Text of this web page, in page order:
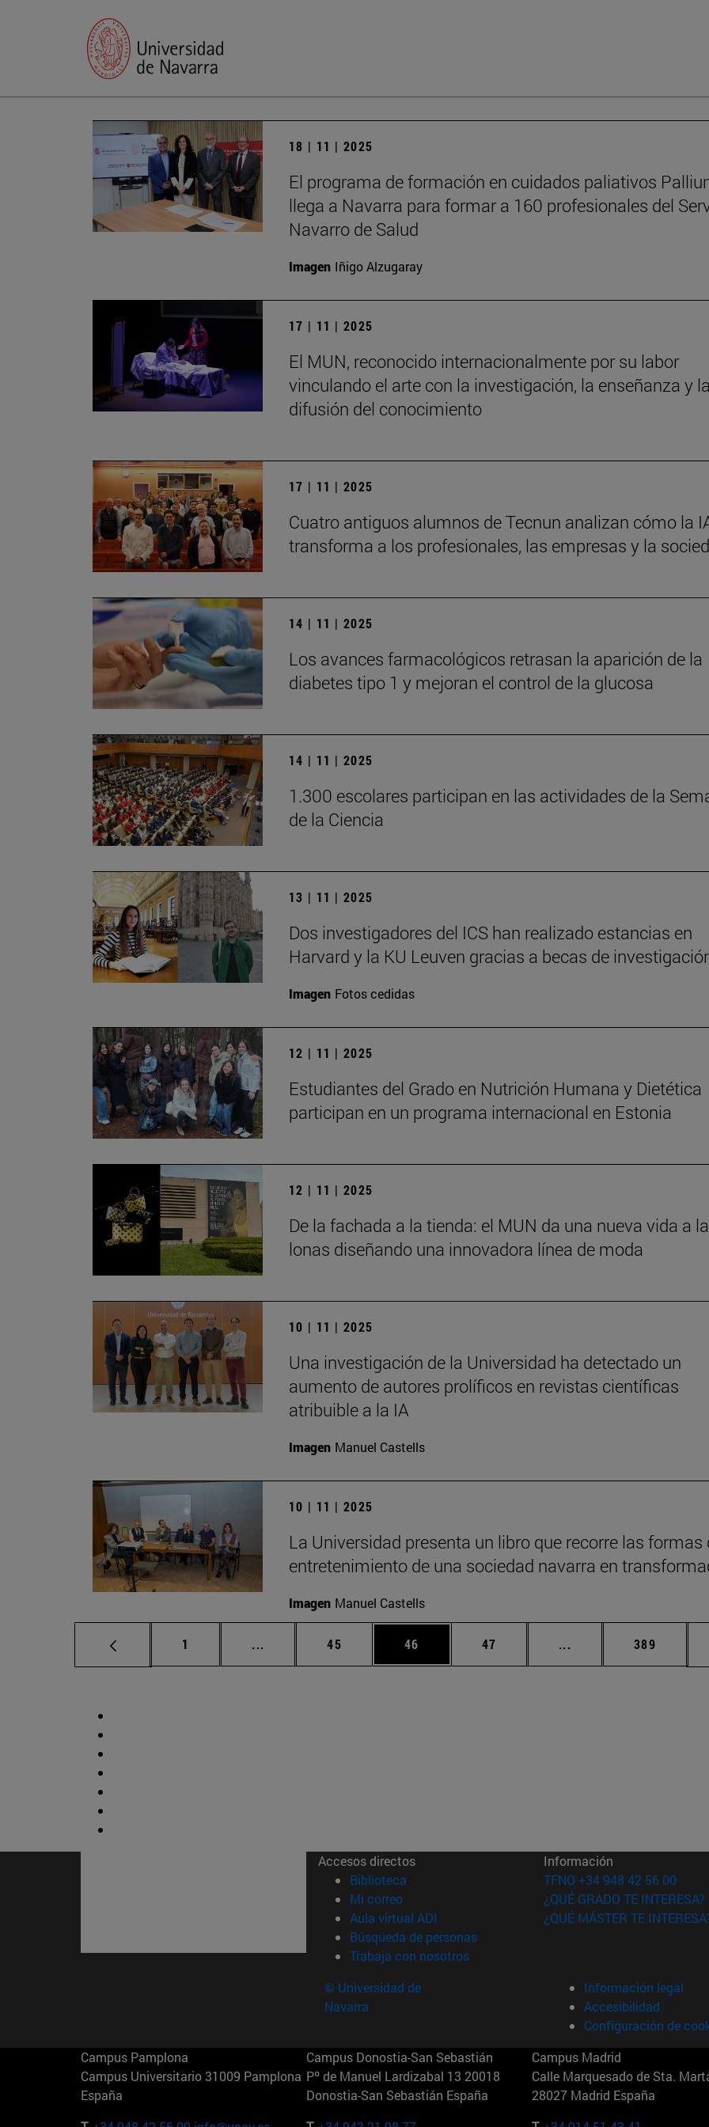
18 | 11 | 2025
El programa de formación en cuidados paliativos
llega a Navarra para formar a 160 profesionales del
Navarro de Salud
Imagen Iñigo Alzugaray
17 | 11 | 2025
El MUN, reconocido internacionalmente por su labor
vinculando el arte con la investigación, la enseñanza y
difusión del conocimiento
17 | 11 | 2025
Cuatro antiguos alumnos de Tecnun analizan cómo la
transforma a los profesionales, las empresas y la
14 | 11 | 2025
Los avances farmacológicos retrasan la aparición de la
diabetes tipo 1 y mejoran el control de la glucosa
14 | 11 | 2025
1.300 escolares participan en las actividades de la
de la Ciencia
13 | 11 | 2025
Dos investigadores del ICS han realizado estancias en
Harvard y la KU Leuven gracias a becas de
Imagen Fotos cedidas
12 | 11 | 2025
Estudiantes del Grado en Nutrición Humana y Dietética
participan en un programa internacional en Estonia
12 | 11 | 2025
De la fachada a la tienda: el MUN da una nueva vida a
lonas diseñando una innovadora línea de moda
10 | 11 | 2025
Una investigación de la Universidad ha detectado un
aumento de autores prolíficos en revistas científicas
atribuible a la IA
Imagen Manuel Castells
10 | 11 | 2025
La Universidad presenta un libro que recorre las formas
entretenimiento de una sociedad navarra en
Imagen Manuel Castells
Página
1 ... Páginas intermedias Use TAB para desplazarse.
Página
45 Página
46 Página
47 ... Páginas intermedias
Página
389
Accesos directos
Biblioteca (abre en nueva ventana)
Mi correo(abre en nueva ventana)
Aula virtual ADI (abre en nueva ventana)
Búsqueda de personas(abre en nueva ventana)
Trabaja con nosotros(abre en nueva ventana)
Información
TFNO +34 948 42 56 00
¿QUÉ GRADO TE INTERESA?
¿QUÉ MÁSTER TE
© Universidad de
Navarra
Información legal
Accesibilidad
Configuración de
Campus Pamplona
Campus Universitario 31009 Pamplona
España
Campus Donostia-San Sebastián
Pº de Manuel Lardizabal 13 20018
Donostia-San Sebastián España
Campus Madrid
Calle Marquesado de Sta.
28027 Madrid España